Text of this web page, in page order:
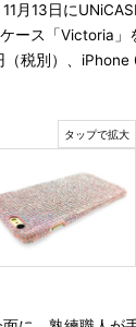
月13日に
ース「Victoria」
税別）、iPhone